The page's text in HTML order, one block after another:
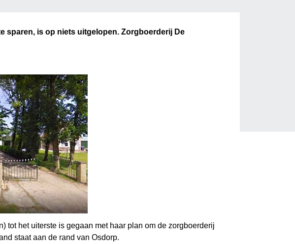
sparen, is op niets uitgelopen. Zorgboerderij De
tot het uiterste is gegaan met haar plan om de zorgboerderij
staat aan de rand van Osdorp.